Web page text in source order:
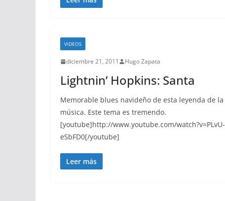
VIDEOS
diciembre 21, 2011 Hugo Zapata
Lightnin’ Hopkins: Santa
Memorable blues navideño de esta leyenda de la
música. Este tema es tremendo.
[youtube]http://www.youtube.com/watch?v=PLvU-
eSbFD0[/youtube]
Leer más